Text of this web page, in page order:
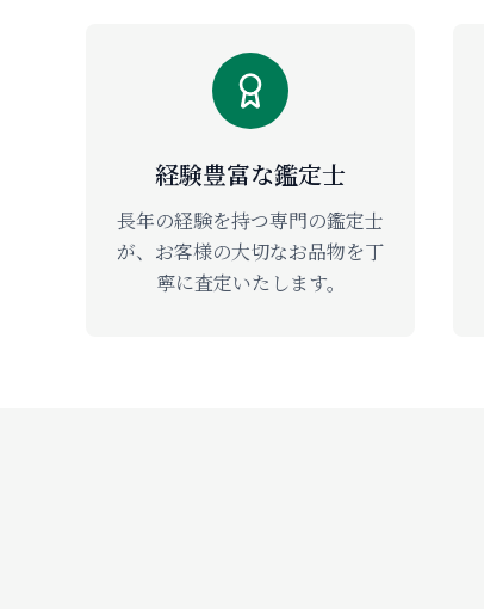
経験豊富な鑑定士
長年の経験を持つ専門の鑑定士
が、お客様の大切なお品物を丁
寧に査定いたします。